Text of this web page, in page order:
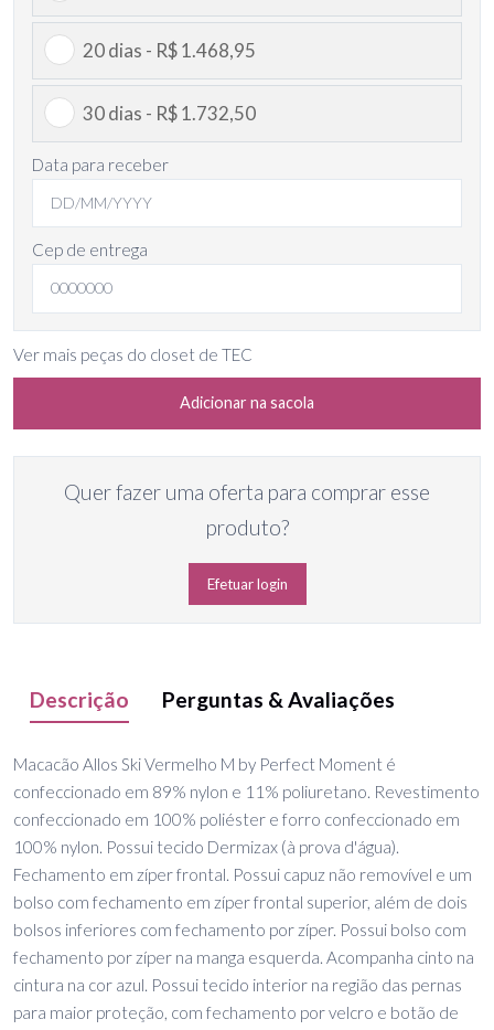
20 dias - R$ 1.468,95
30 dias - R$ 1.732,50
Data para receber
Cep de entrega
Ver mais peças do closet de TEC
Adicionar na sacola
Quer fazer uma oferta para comprar esse
produto?
Efetuar login
Descrição Perguntas & Avaliações
Macacão Allos Ski Vermelho M by Perfect Moment é
confeccionado em 89% nylon e 11% poliuretano. Revestimento
confeccionado em 100% poliéster e forro confeccionado em
100% nylon. Possui tecido Dermizax (à prova d'água).
Fechamento em zíper frontal. Possui capuz não removível e um
bolso com fechamento em zíper frontal superior, além de dois
bolsos inferiores com fechamento por zíper. Possui bolso com
fechamento por zíper na manga esquerda. Acompanha cinto na
cintura na cor azul. Possui tecido interior na região das pernas
para maior proteção, com fechamento por velcro e botão de